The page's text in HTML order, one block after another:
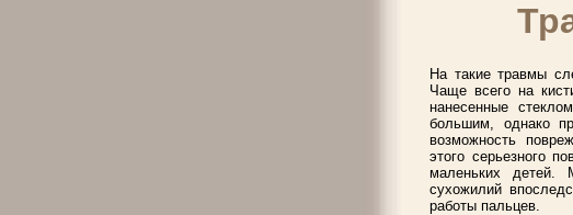
На такие травмы
Чаще всего на
нанесенные
большим, однако
возможность
этого серьезного
маленьких детей.
сухожилий
работы пальцев.